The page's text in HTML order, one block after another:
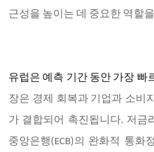
근성을 높이는 데 중요한 역할
유럽은 예측 기간 동안 가장 빠
장은 경제 회복과 기업과 소비
가 결합되어 촉진됩니다. 저금
중앙은행(ECB)의 완화적 통화